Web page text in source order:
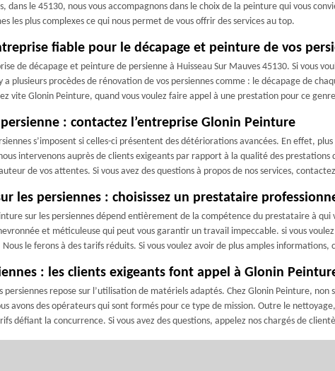
dans le 45130, nous vous accompagnons dans le choix de la peinture qui vous
les plus complexes ce qui nous permet de vous offrir des services au top.
fiable pour le décapage et peinture de vos
de décapage et peinture de persienne à Huisseau Sur Mauves 45130. Si vous
a plusieurs procèdes de rénovation de vos persiennes comme : le décapage de
vite Glonin Peinture, quand vous voulez faire appel à une prestation pour ce
: contactez l’entreprise Glonin Peinture
s’imposent si celles-ci présentent des détériorations avancées. En effet,
intervenons auprès de clients exigeants par rapport à la qualité des
de vos attentes. Si vous avez des questions à propos de nos services,
les persiennes : choisissez un prestataire
sur les persiennes dépend entièrement de la compétence du prestataire à
et méticuleuse qui peut vous garantir un travail impeccable. si vous
le ferons à des tarifs réduits. Si vous voulez avoir de plus amples
: les clients exigeants font appel à Glonin
persiennes repose sur l’utilisation de matériels adaptés. Chez Glonin Peinture,
avons des opérateurs qui sont formés pour ce type de mission. Outre le
défiant la concurrence. Si vous avez des questions, appelez nos chargés de